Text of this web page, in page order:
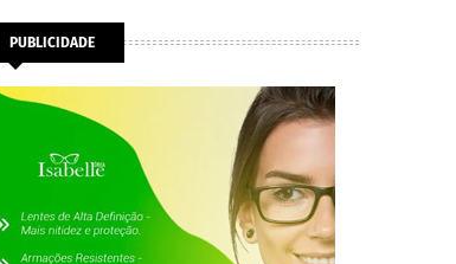
PUBLICIDADE